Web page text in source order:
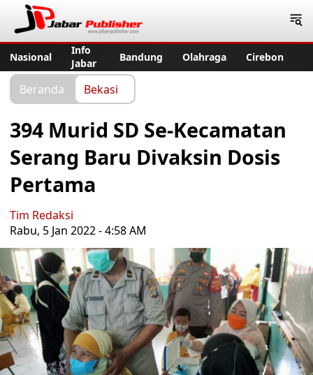
Nasional
Info
Jabar
Bandung Olahraga Cirebon
Beranda Bekasi
394 Murid SD Se-Kecamatan
Serang Baru Divaksin Dosis
Pertama
Tim Redaksi
Rabu, 5 Jan 2022 - 4:58 AM